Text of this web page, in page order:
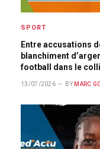
SPORT
Entre accusations
blanchiment
football dans le
13/07/2026 BY MARC